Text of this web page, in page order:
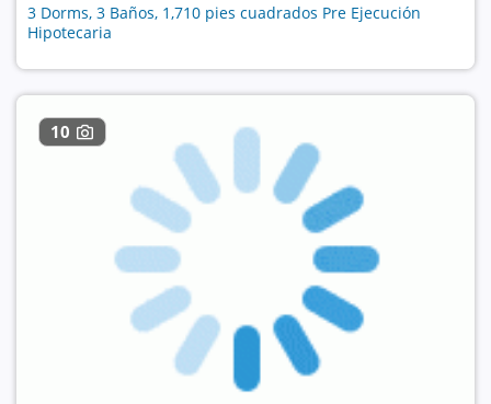
3 Dorms, 3 Baños, 1,710 pies cuadrados Pre Ejecución
Hipotecaria
10